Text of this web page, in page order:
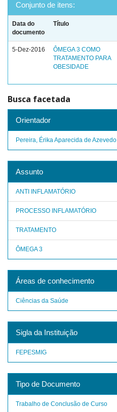
Conjunto de itens:
Data do
documento
Título
5-Dez-2016
ÔMEGA 3 COMO
TRATAMENTO PARA
OBESIDADE
Busca facetada
Orientador
Pereira, Érika Aparecida de Azevedo
Assunto
ANTI INFLAMATÓRIO
PROCESSO INFLAMATÓRIO
TRATAMENTO
ÔMEGA 3
Áreas de conhecimento
Ciências da Saúde
Sigla da Instituição
FEPESMIG
Tipo de Documento
Trabalho de Conclusão de Curso